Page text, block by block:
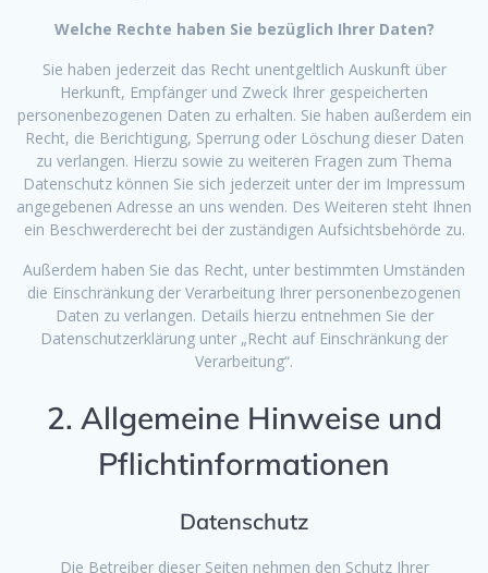
Welche Rechte haben Sie bezüglich Ihrer Daten?
Sie haben jederzeit das Recht unentgeltlich Auskunft über
Herkunft, Empfänger und Zweck Ihrer gespeicherten
personenbezogenen Daten zu erhalten. Sie haben außerdem ein
Recht, die Berichtigung, Sperrung oder Löschung dieser Daten
zu verlangen. Hierzu sowie zu weiteren Fragen zum Thema
Datenschutz können Sie sich jederzeit unter der im Impressum
angegebenen Adresse an uns wenden. Des Weiteren steht Ihnen
ein Beschwerderecht bei der zuständigen Aufsichtsbehörde zu.
Außerdem haben Sie das Recht, unter bestimmten Umständen
die Einschränkung der Verarbeitung Ihrer personenbezogenen
Daten zu verlangen. Details hierzu entnehmen Sie der
Datenschutzerklärung unter „Recht auf Einschränkung der
Verarbeitung“.
2. Allgemeine Hinweise und
Pflichtinformationen
Datenschutz
Die Betreiber dieser Seiten nehmen den Schutz Ihrer